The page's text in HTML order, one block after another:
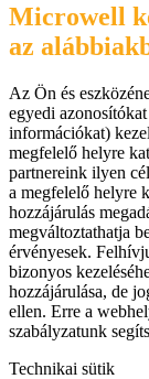
Microwell
az
Az Ön és
egyedi
információkat)
megfelelő helyre
partnereink ilyen
a megfelelő helyre
hozzájárulás
megváltoztathatja
érvényesek.
bizonyos
hozzájárulása, de
ellen. Erre a
szabályzatunk
Technikai sütik